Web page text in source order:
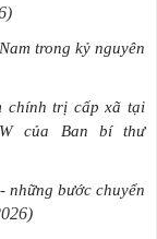
trong kỷ nguyên
chính trị cấp xã tại
của Ban bí thư
những bước chuyển